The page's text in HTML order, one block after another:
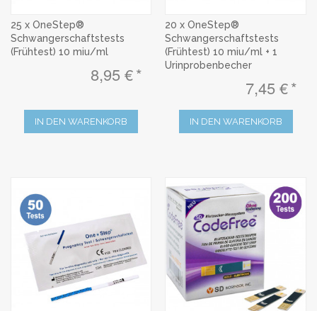
25 x OneStep®
Schwangerschaftstests
(Frühtest) 10 miu/ml
8,95 €
IN DEN WARENKORB
20 x OneStep®
Schwangerschaftstests
(Frühtest) 10 miu/ml + 1
Urinprobenbecher
7,45 €
IN DEN WARENKORB